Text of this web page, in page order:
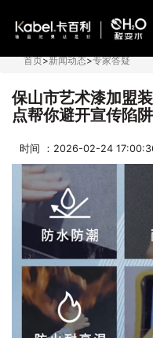
首页>新闻动态>专家答疑
保山市艺术漆加盟
点帮你避开宣传陷阱
时间 ：2026-02-24